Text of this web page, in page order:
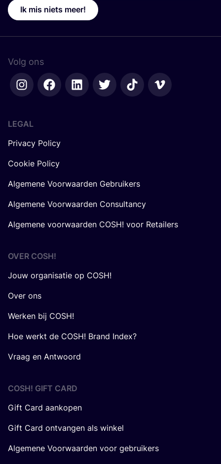
Ik mis niets meer!
Volg ons
LEGAL
Privacy Policy
Cookie Policy
Algemene Voorwaarden Gebruikers
Algemene Voorwaarden Consultancy
Algemene voorwaarden COSH! voor Retailers
OVER COSH!
Jouw organisatie op COSH!
Over ons
Werken bij COSH!
Hoe werkt de COSH! Brand Index?
Vraag en Antwoord
COSH! GIFT CARD
Gift Card aankopen
Gift Card ontvangen als winkel
Algemene Voorwaarden voor gebruikers